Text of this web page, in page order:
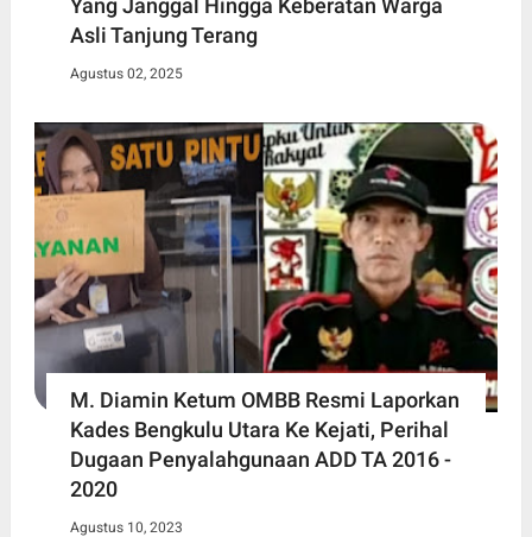
Yang Janggal Hingga Keberatan Warga
Asli Tanjung Terang
Agustus 02, 2025
M. Diamin Ketum OMBB Resmi Laporkan
Kades Bengkulu Utara Ke Kejati, Perihal
Dugaan Penyalahgunaan ADD TA 2016 -
2020
Agustus 10, 2023